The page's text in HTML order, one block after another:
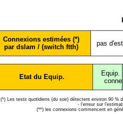
Connexions estimées (*)
par dslam / (switch ftth)
pas
Etat du Equip.
Equip.
conne
(*) Les tests quotidiens (du soir) détectent environ 90 %
- l'erreur sur
(**) les connexions commencent en